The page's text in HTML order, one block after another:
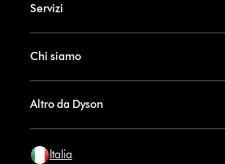
Servizi
Chi siamo
Altro da Dyson
Italia